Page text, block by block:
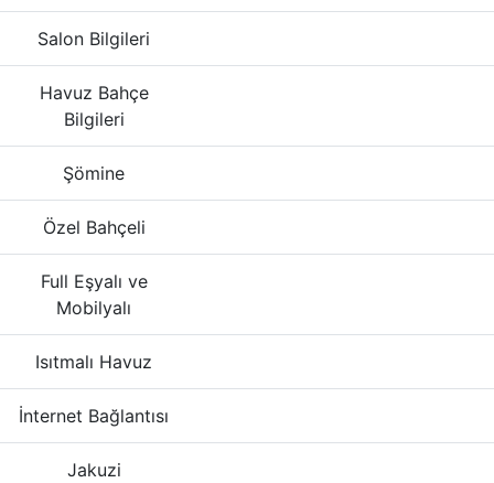
Salon Bilgileri
Havuz Bahçe
Bilgileri
Şömine
Özel Bahçeli
Full Eşyalı ve
Mobilyalı
Isıtmalı Havuz
İnternet Bağlantısı
Jakuzi